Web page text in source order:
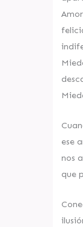
ese
nos
que